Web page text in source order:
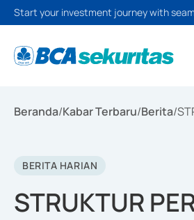
Start your investment journey with
Beranda/Kabar Terbaru/Berita/
BERITA HARIAN
STRUKTUR